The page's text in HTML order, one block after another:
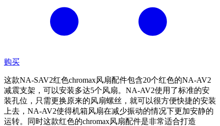
购买
这款NA-SAV2红色chromax风扇配件包含20个红色的NA-AV2
减震支架，可以安装多达5个风扇。NA-AV2使用了标准的安
装孔位，只需更换原来的风扇螺丝，就可以很方便快捷的安装
上去，NA-AV2使得机箱风扇在减少振动的情况下更加安静的
运转。同时这款红色的chromax风扇配件是非常适合打造